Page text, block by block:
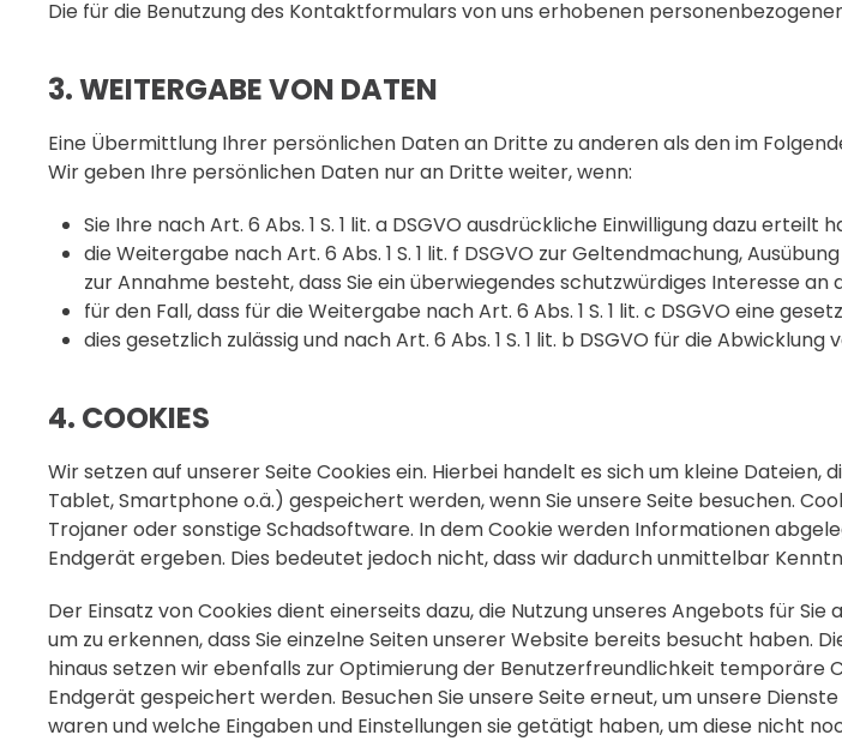
Die für die Benutzung des Kontaktformulars von uns erhobenen
3. WEITERGABE VON DATEN
Eine Übermittlung Ihrer persönlichen Daten an Dritte zu anderen als den im
Wir geben Ihre persönlichen Daten nur an Dritte weiter, wenn:
Sie Ihre nach Art. 6 Abs. 1 S. 1 lit. a DSGVO ausdrückliche Einwilligung dazu erteilt
die Weitergabe nach Art. 6 Abs. 1 S. 1 lit. f DSGVO zur Geltendmachung,
zur Annahme besteht, dass Sie ein überwiegendes schutzwürdiges Interesse
für den Fall, dass für die Weitergabe nach Art. 6 Abs. 1 S. 1 lit. c DSGVO eine
dies gesetzlich zulässig und nach Art. 6 Abs. 1 S. 1 lit. b DSGVO für die
4. COOKIES
Wir setzen auf unserer Seite Cookies ein. Hierbei handelt es sich um kleine
Tablet, Smartphone o.ä.) gespeichert werden, wenn Sie unsere Seite besuchen.
Trojaner oder sonstige Schadsoftware. In dem Cookie werden Informationen
Endgerät ergeben. Dies bedeutet jedoch nicht, dass wir dadurch unmittelbar
Der Einsatz von Cookies dient einerseits dazu, die Nutzung unseres Angebots für
um zu erkennen, dass Sie einzelne Seiten unserer Website bereits besucht haben.
hinaus setzen wir ebenfalls zur Optimierung der Benutzerfreundlichkeit
Endgerät gespeichert werden. Besuchen Sie unsere Seite erneut, um unsere
waren und welche Eingaben und Einstellungen sie getätigt haben, um diese nicht